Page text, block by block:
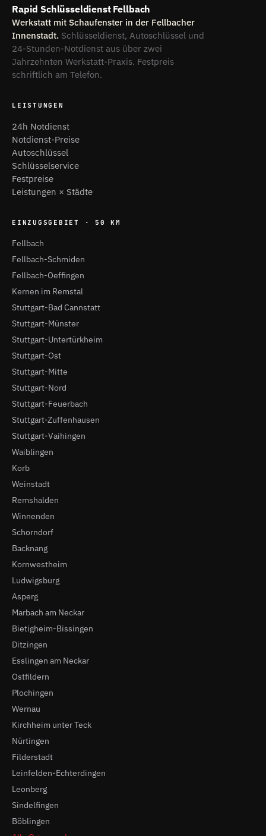
Rapid Schlüsseldienst Fellbach
Werkstatt mit Schaufenster in der Fellbacher
Innenstadt. Schlüsseldienst, Autoschlüssel und
24-Stunden-Notdienst aus über zwei
Jahrzehnten Werkstatt-Praxis. Festpreis
schriftlich am Telefon.
LEISTUNGEN
24h Notdienst
Notdienst-Preise
Autoschlüssel
Schlüsselservice
Festpreise
Leistungen × Städte
EINZUGSGEBIET · 50 KM
Fellbach
Fellbach-Schmiden
Fellbach-Oeffingen
Kernen im Remstal
Stuttgart-Bad Cannstatt
Stuttgart-Münster
Stuttgart-Untertürkheim
Stuttgart-Ost
Stuttgart-Mitte
Stuttgart-Nord
Stuttgart-Feuerbach
Stuttgart-Zuffenhausen
Stuttgart-Vaihingen
Waiblingen
Korb
Weinstadt
Remshalden
Winnenden
Schorndorf
Backnang
Kornwestheim
Ludwigsburg
Asperg
Marbach am Neckar
Bietigheim-Bissingen
Ditzingen
Esslingen am Neckar
Ostfildern
Plochingen
Wernau
Kirchheim unter Teck
Nürtingen
Filderstadt
Leinfelden-Echterdingen
Leonberg
Sindelfingen
Böblingen